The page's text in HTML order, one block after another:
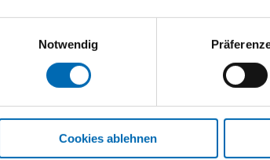
Notwendig
Cookies ablehnen
im
Absturzsicherung-Set